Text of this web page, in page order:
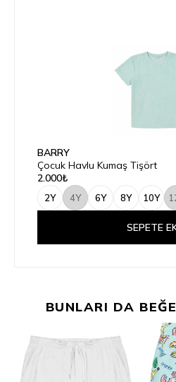
BARRY
Çocuk Havlu Kumaş Tişört
2.000₺
2Y 4Y 6Y 8Y 10Y
SEPETE
BUNLARI DA